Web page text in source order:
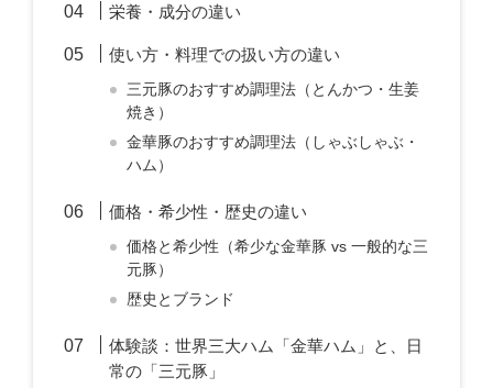
栄養・成分の違い
使い方・料理での扱い方の違い
三元豚のおすすめ調理法（とんかつ・生姜
焼き）
金華豚のおすすめ調理法（しゃぶしゃぶ・
ハム）
価格・希少性・歴史の違い
価格と希少性（希少な金華豚 vs 一般的な三
元豚）
歴史とブランド
体験談：世界三大ハム「金華ハム」と、日
常の「三元豚」